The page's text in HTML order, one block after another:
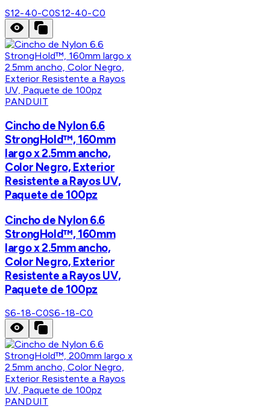
S12-40-C0S12-40-C0
PANDUIT
Cincho de Nylon 6.6
StrongHold™, 160mm
largo x 2.5mm ancho,
Color Negro, Exterior
Resistente a Rayos UV,
Paquete de 100pz
Cincho de Nylon 6.6
StrongHold™, 160mm
largo x 2.5mm ancho,
Color Negro, Exterior
Resistente a Rayos UV,
Paquete de 100pz
S6-18-C0S6-18-C0
PANDUIT